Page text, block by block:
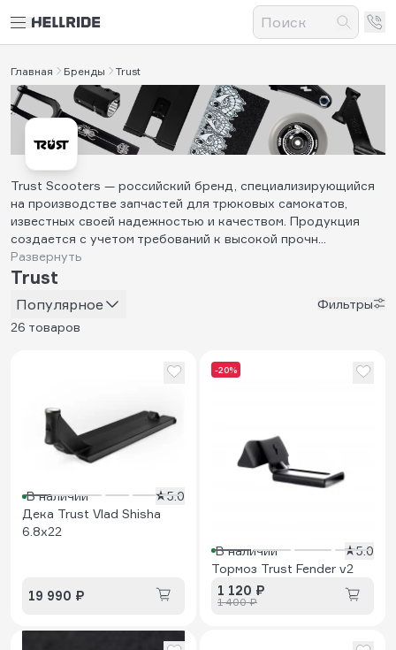
Главная Бренды Trust
Trust Scooters — российский бренд, специализирующийся
на производстве запчастей для трюковых самокатов,
известных своей надежностью и качеством. Продукция
создается с учетом требований к высокой прочн...
Развернуть
Trust
Популярное
Фильтры
26 товаров
В наличии
5.0
Дека Trust Vlad Shisha
6.8x22
19 990 ₽
-20%
В наличии
5.0
Тормоз Trust Fender v2
1 120 ₽
1 400 ₽